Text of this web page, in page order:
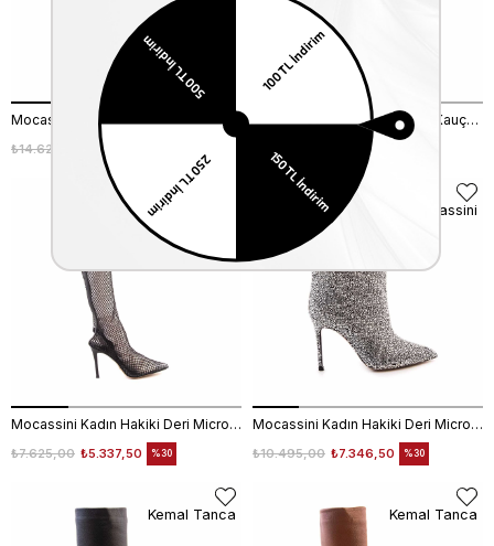
₺10.237,50
₺14.625,00
Mocassini Kadın Hakiki Deri Kauçuk Taban Siyah Günlük Çizme
₺6.335,00
Mocassini Kadın Hakiki Deri Microlight Taban Siyah Günlük Çizme
₺5.337,50
₺7.625,00 %30
Mocassini
Mocassini Kadın Hakiki Deri Microlight Taban Siyah Günlük Bot
₺7.346,50
₺10.495,00 %30
Mocassini
Kemal Tanca Kemal Tanca